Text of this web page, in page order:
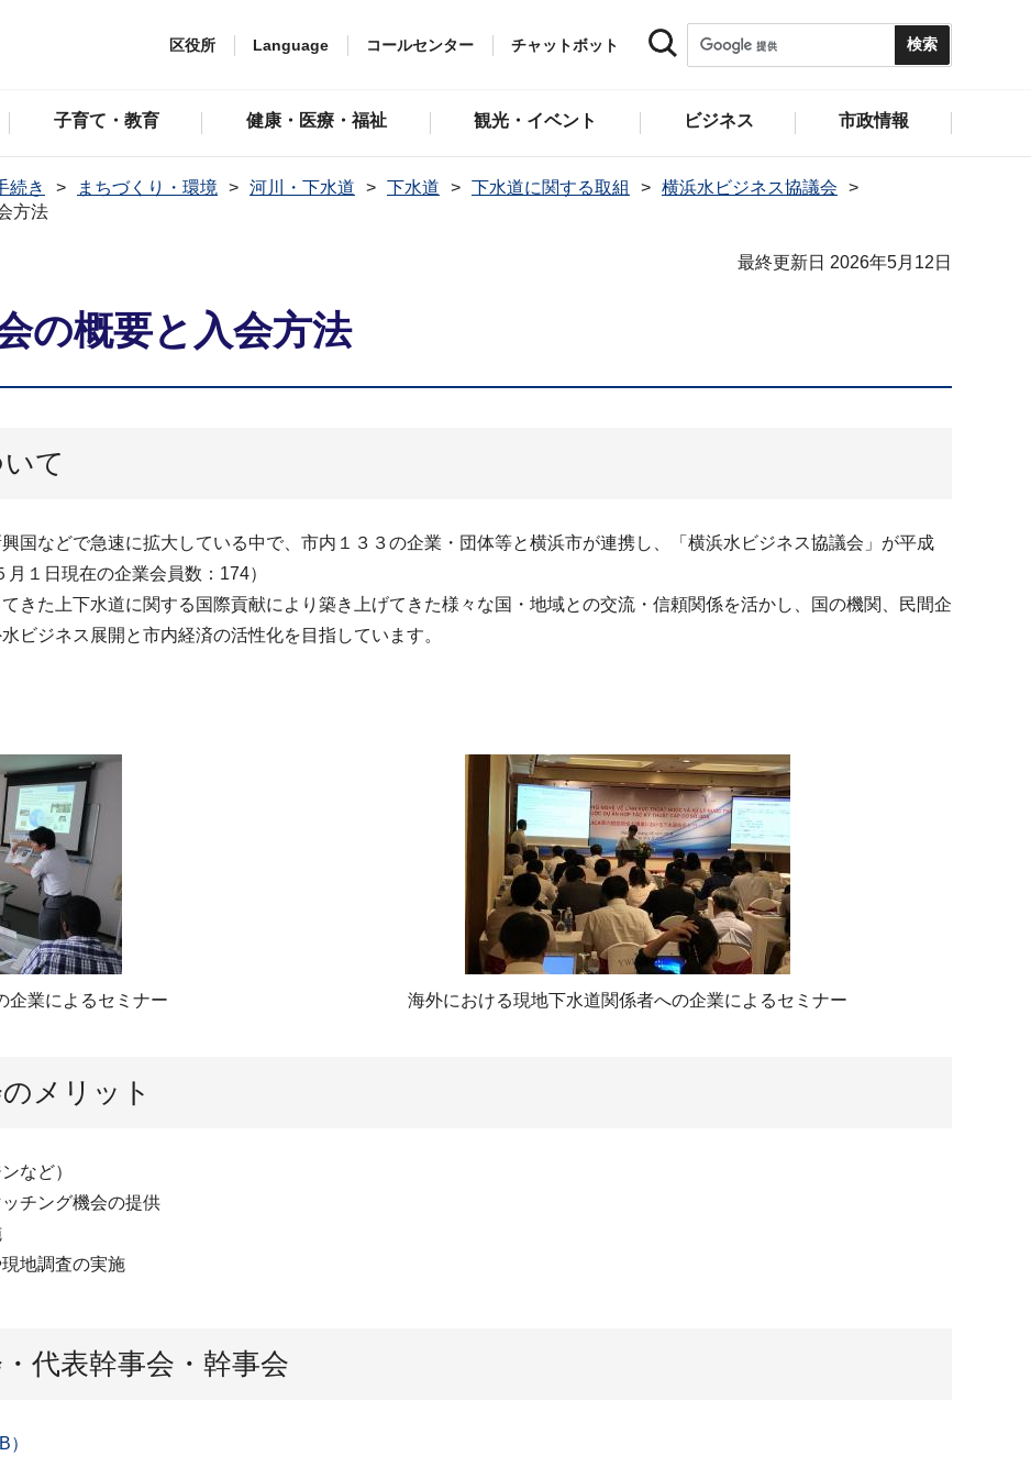
区役所 Language コールセンター チャットボット
子育て・教育 健康・医療・福祉 観光・イベント ビジネス 市政情報
続き まちづくり・環境 河川・下水道 下水道 下水道に関する取組
横浜水ビジネス協議会
方法
最終更新日 2026年5月12日
の概要と入会方法
て
国などで急速に拡大している中で、市内１３３の企業・団体等と横浜市が連携し、「横浜水ビジネス協議会」が平成
１日現在の企業会員数：174）
きた上下水道に関する国際貢献により築き上げてきた様々な国・地域との交流・信頼関係を活かし、国の機関、民間企
ビジネス展開と市内経済の活性化を目指しています。
企業によるセミナー 海外における現地下水道関係者への企業によるセミナー
メリット
など）
チング機会の提供
地調査の実施
代表幹事会・幹事会